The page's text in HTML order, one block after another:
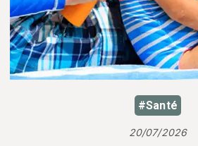
#Santé
20/07/2026